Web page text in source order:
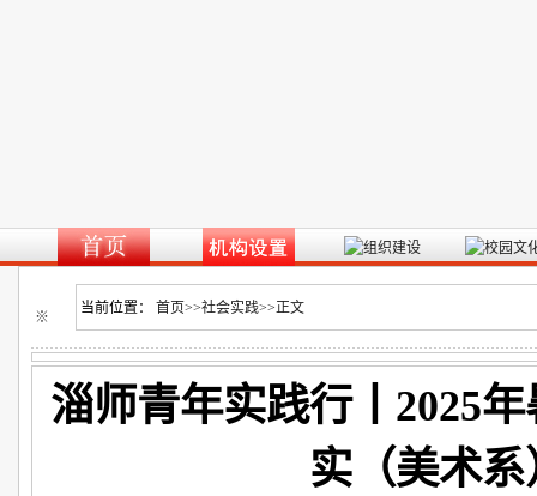
※
当前位置： 首页>>社会实践>>正文
淄师青年实践行丨2025
实（美术系